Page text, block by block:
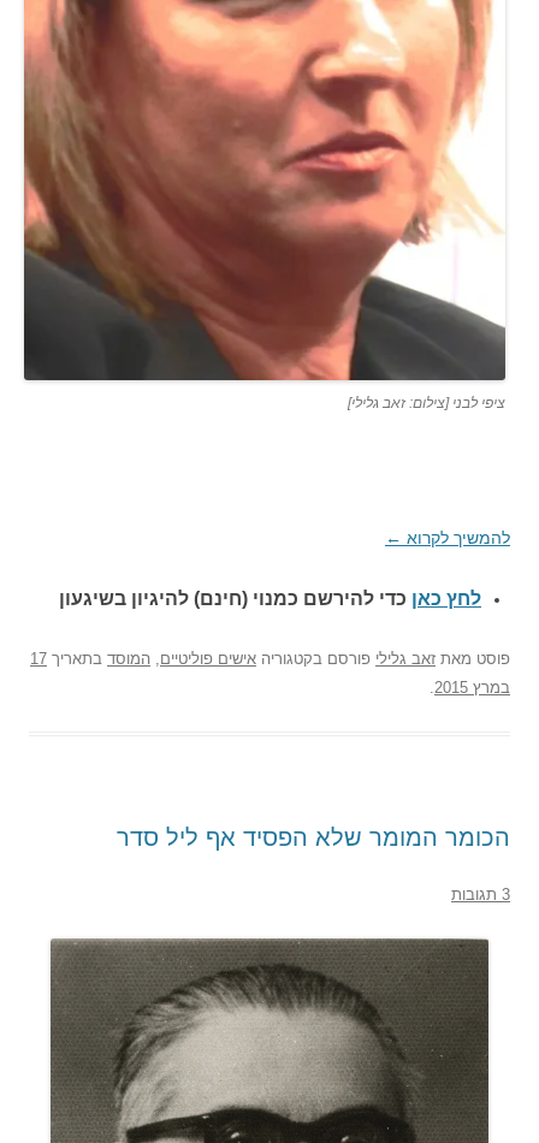
ציפי לבני [צילום: זאב גלילי]
להמשיך לקרוא ←
לחץ כאן כדי להירשם כמנוי (חינם) להיגיון בשיגעון
פוסט מאת זאב גלילי פורסם בקטגוריה אישים פוליטיים, המוסד בתאריך 17
במרץ 2015
.
הכומר המומר שלא הפסיד אף ליל סדר
3 תגובות